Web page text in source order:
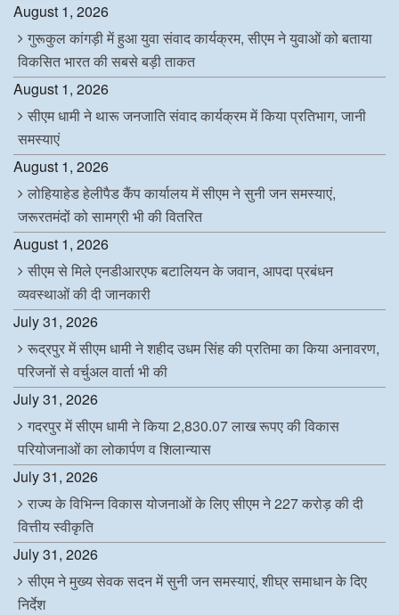
August 1, 2026
गुरूकुल कांगड़ी में हुआ युवा संवाद कार्यक्रम, सीएम ने युवाओं को बताया
विकसित भारत की सबसे बड़ी ताकत
August 1, 2026
सीएम धामी ने थारू जनजाति संवाद कार्यक्रम में किया प्रतिभाग, जानी
समस्याएं
August 1, 2026
लोहियाहेड हेलीपैड कैंप कार्यालय में सीएम ने सुनी जन समस्याएं,
जरूरतमंदों को सामग्री भी की वितरित
August 1, 2026
सीएम से मिले एनडीआरएफ बटालियन के जवान, आपदा प्रबंधन
व्यवस्थाओं की दी जानकारी
July 31, 2026
रूद्रपुर में सीएम धामी ने शहीद उधम सिंह की प्रतिमा का किया अनावरण,
परिजनों से वर्चुअल वार्ता भी की
July 31, 2026
गदरपुर में सीएम धामी ने किया 2,830.07 लाख रूपए की विकास
परियोजनाओं का लोकार्पण व शिलान्यास
July 31, 2026
राज्य के विभिन्न विकास योजनाओं के लिए सीएम ने 227 करोड़ की दी
वित्तीय स्वीकृति
July 31, 2026
सीएम ने मुख्य सेवक सदन में सुनी जन समस्याएं, शीघ्र समाधान के दिए
निर्देश